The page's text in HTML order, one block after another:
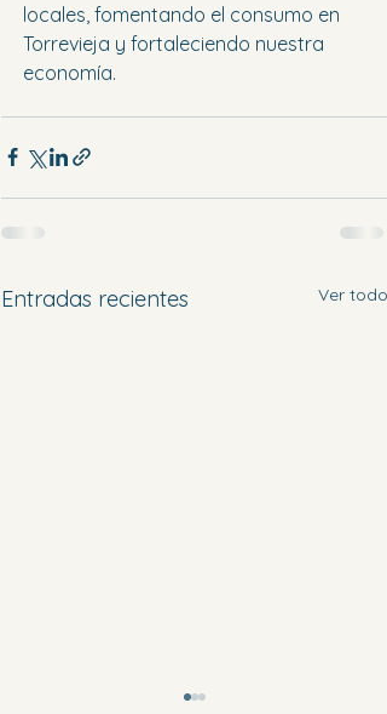
locales, fomentando el consumo en
Torrevieja y fortaleciendo nuestra
economía.
Entradas recientes Ver todo